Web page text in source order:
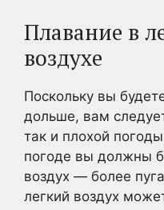
Плавание в
воздухе
Поскольку вы
дольше, вам
так и плохой
погоде вы должны
воздух — более
легкий воздух